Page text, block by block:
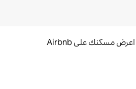
اعرض مسكنك على Airbnb